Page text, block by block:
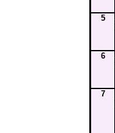
5
6
7